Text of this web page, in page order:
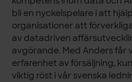
bli en nyckelspelare i att
organisationer att
av datadriven
avgörande. Med Anders får
erfarenhet av försäljning,
viktig röst i vår svenska